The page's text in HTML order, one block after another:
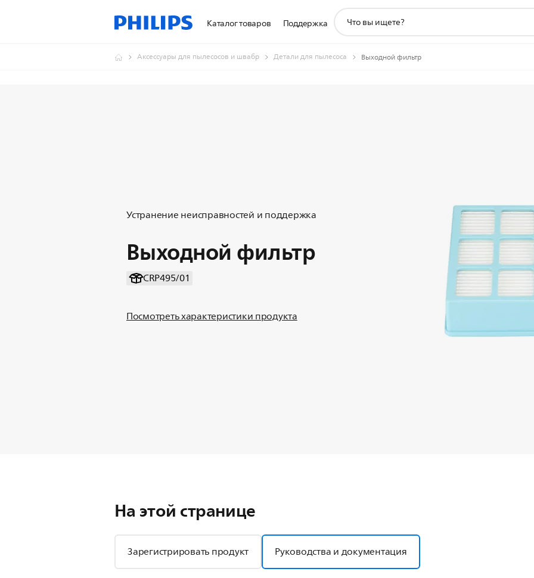
Каталог товаров Поддержка
поддержки
Аксессуары для пылесосов и швабр Детали для пылесоса Выходной фильтр
Устранение неисправностей и поддержка
Выходной фильтр
CRP495/01
Посмотреть характеристики продукта
На этой странице
Зарегистрировать продукт Руководства и документация